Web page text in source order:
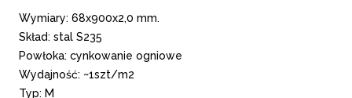
Wymiary: 68x900x2,0 mm.
Skład: stal S235
Powłoka: cynkowanie ogniowe
Wydajność: ~1szt/m2
Typ: M